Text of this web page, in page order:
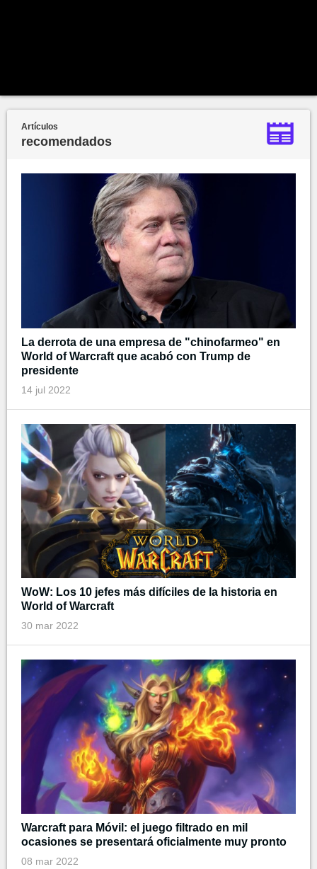
Artículos
recomendados
La derrota de una empresa de "chinofarmeo" en
World of Warcraft que acabó con Trump de
presidente
14 jul 2022
WoW: Los 10 jefes más difíciles de la historia en
World of Warcraft
30 mar 2022
Warcraft para Móvil: el juego filtrado en mil
ocasiones se presentará oficialmente muy pronto
08 mar 2022